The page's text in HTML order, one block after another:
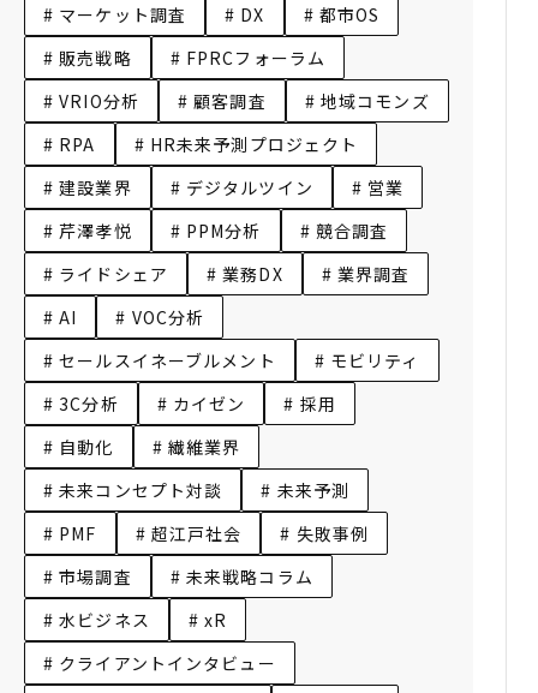
# マーケット調査
# DX
# 都市OS
# 販売戦略
# FPRCフォーラム
# VRIO分析
# 顧客調査
# 地域コモンズ
# RPA
# HR未来予測プロジェクト
# 建設業界
# デジタルツイン
# 営業
# 芹澤孝悦
# PPM分析
# 競合調査
# ライドシェア
# 業務DX
# 業界調査
# AI
# VOC分析
# セールスイネーブルメント
# モビリティ
# 3C分析
# カイゼン
# 採用
# 自動化
# 繊維業界
# 未来コンセプト対談
# 未来予測
# PMF
# 超江戸社会
# 失敗事例
# 市場調査
# 未来戦略コラム
# 水ビジネス
# xR
# クライアントインタビュー